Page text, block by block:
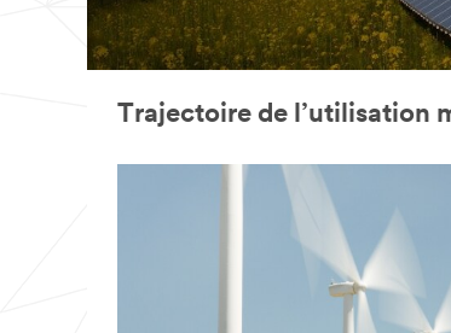
Trajectoire de l’utilisation